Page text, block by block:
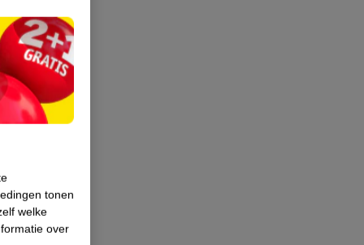
tonen
welke
over